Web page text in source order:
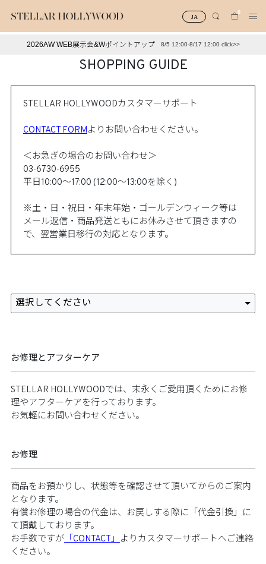
JA
0
2026AW WEB展示会&Wポイントアップ 8/5 12:00-8/17 12:00 click>>
SHOPPING GUIDE
STELLAR HOLLYWOODカスタマーサポート​
CONTACT FORMよりお問い合わせください。​
＜お急ぎの場合のお問い合わせ＞​
03-6730-6955​
平日10:00～17:00 (12:00～13:00を除く)​
※土・日・祝日・年末年始・ゴールデンウィーク等は
メール返信・商品発送ともにお休みさせて頂きますの
で、翌営業日移行の対応となります。
選択してください
お修理とアフターケア
STELLAR HOLLYWOODでは、末永くご愛用頂くためにお修
理やアフターケアを行っております。​​
お気軽にお問い合わせください。​​
お修理​​
商品をお預かりし、状態等を確認させて頂いてからのご案内
となります。​​
有償お修理の場合の代金は、お戻しする際に「代金引換」に
て頂戴しております。​​
お手数ですが「CONTACT」
よりカスタマーサポートへご連絡
ください。​​